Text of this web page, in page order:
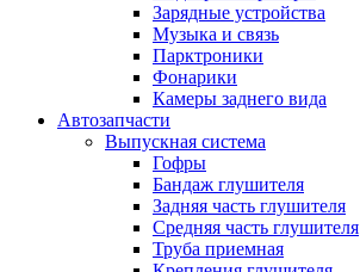
Зарядные устройства
Музыка и связь
Парктроники
Фонарики
Камеры заднего вида
Автозапчасти
Выпускная система
Гофры
Бандаж глушителя
Задняя часть глушителя
Средняя часть глушителя
Труба приемная